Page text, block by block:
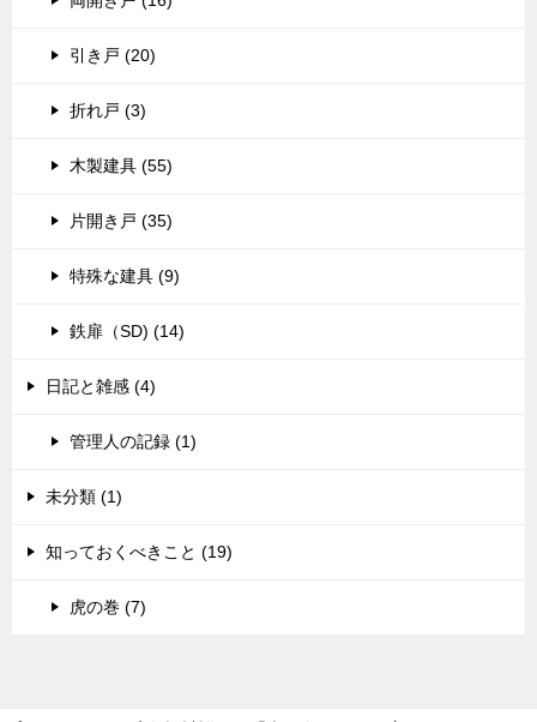
引き戸 (20)
折れ戸 (3)
木製建具 (55)
片開き戸 (35)
特殊な建具 (9)
鉄扉（SD) (14)
日記と雑感 (4)
管理人の記録 (1)
未分類 (1)
知っておくべきこと (19)
虎の巻 (7)